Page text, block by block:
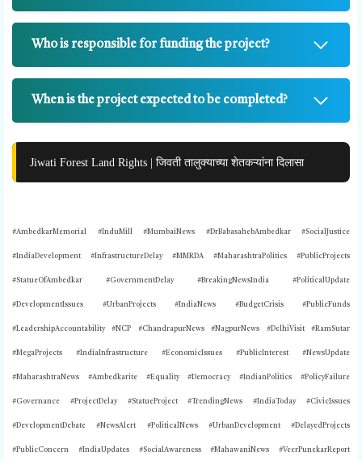
Who is responsible for funding the project?
When is the project expected to be completed?
Jiwati Forest Land Rights | जिवती तालुक्याच्या शेतकऱ्यांना दिलासा
#AmbedkarMemorial #InduMill #MumbaiNews #DrBabasahebAmbedkar #SocialJustice
#IndiaDevelopment #InfrastructureDelay #MMRDA #MaharashtraPolitics #PublicProjects
#StatueOfAmbedkar #GovernmentDelay #BreakingNewsIndia #PoliticalUpdate
#DevelopmentIssues #UrbanProjects #IndiaNews #BudgetCrisis #PublicFunds
#LeadershipAccountability #NCP #ChandrapurNews #NagpurNews #DelhiVisit #RamSutar
#MegaProjects #IndiaInfrastructure #EconomicIssues #PublicInterest #NewsUpdate
#MaharashtraNews #Ambedkarite #Equality #Democracy #IndianPolitics #PolicyFailure
#Governance #ProjectDelay #StatueProject #TrendingNews #IndiaToday #CivicIssues
#DevelopmentDebate #NewsAlert #PoliticalNews #UrbanDevelopment #DelayedProjects
#PublicConcern #IndiaUpdates #SocialAwareness #MahawaniNews #VeerPunekarReport